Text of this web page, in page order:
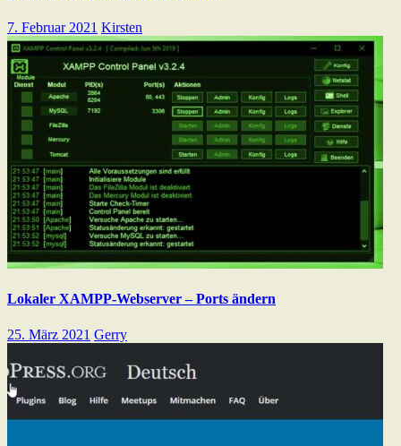
7. Februar 2021 Kirsten
Lokaler XAMPP-Webserver – Ports ändern
25. März 2021 Gerry